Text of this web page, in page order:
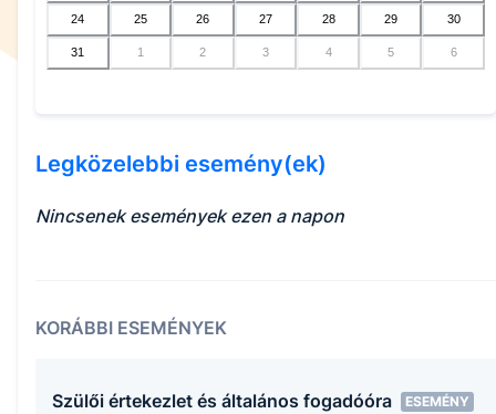
24 25 26 27 28 29 30
31 1 2 3 4 5 6
Legközelebbi esemény(ek)
Nincsenek események ezen a napon
KORÁBBI ESEMÉNYEK
Szülői értekezlet és általános fogadóóra ESEMÉNY